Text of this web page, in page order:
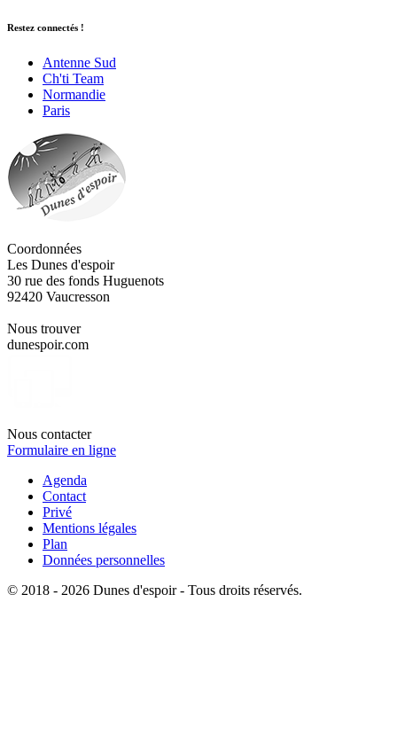
Restez connectés !
Antenne Sud
Ch'ti Team
Normandie
Paris
Coordonnées
Les Dunes d'espoir
30 rue des fonds Huguenots
92420 Vaucresson
Nous trouver
dunespoir.com
Nous contacter
Formulaire en ligne
Agenda
Contact
Privé
Mentions légales
Plan
Données personnelles
© 2018 - 2026 Dunes d'espoir - Tous droits réservés.